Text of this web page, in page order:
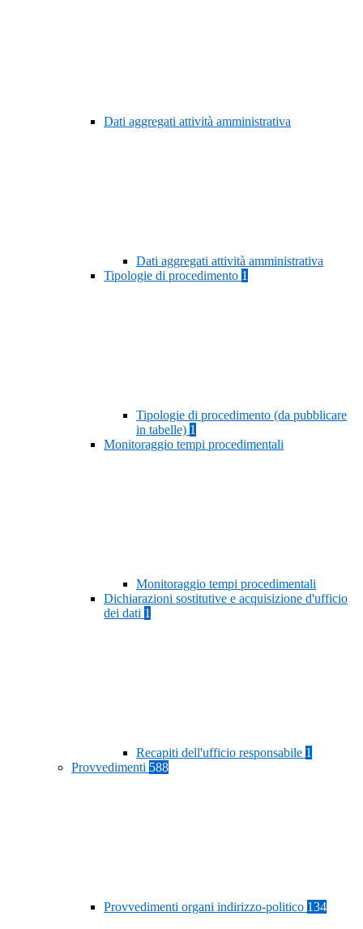
Dati aggregati attività amministrativa
Dati aggregati attività amministrativa
Tipologie di procedimento 1
Tipologie di procedimento (da pubblicare
in tabelle) 1
Monitoraggio tempi procedimentali
Monitoraggio tempi procedimentali
Dichiarazioni sostitutive e acquisizione d'ufficio
dei dati 1
Recapiti dell'ufficio responsabile 1
Provvedimenti 588
Provvedimenti organi indirizzo-politico 134